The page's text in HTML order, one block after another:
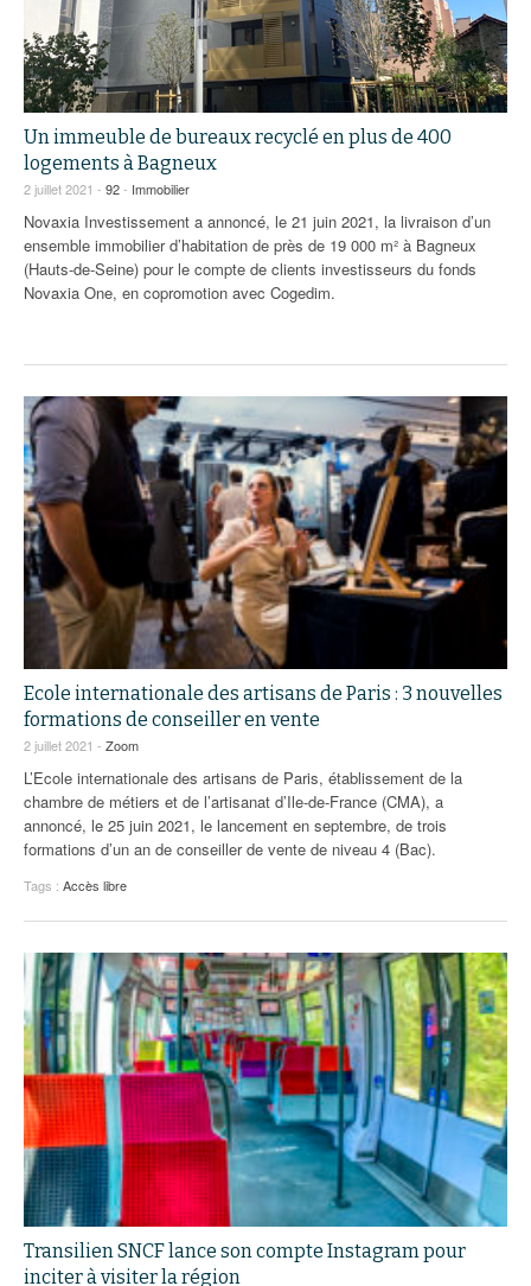
94
95
Un immeuble de bureaux recyclé en plus de 400
logements à Bagneux
2 juillet 2021 - 92- Immobilier
Novaxia Investissement a annoncé, le 21 juin 2021, la livraison d’un
ensemble immobilier d’habitation de près de 19 000 m² à Bagneux
(Hauts-de-Seine) pour le compte de clients investisseurs du fonds
Novaxia One, en copromotion avec Cogedim.
Ecole internationale des artisans de Paris : 3 nouvelles
formations de conseiller en vente
2 juillet 2021 - Zoom
L’Ecole internationale des artisans de Paris, établissement de la
chambre de métiers et de l’artisanat d’Ile-de-France (CMA), a
annoncé, le 25 juin 2021, le lancement en septembre, de trois
formations d’un an de conseiller de vente de niveau 4 (Bac).
Tags : Accès libre
Transilien SNCF lance son compte Instagram pour
inciter à visiter la région